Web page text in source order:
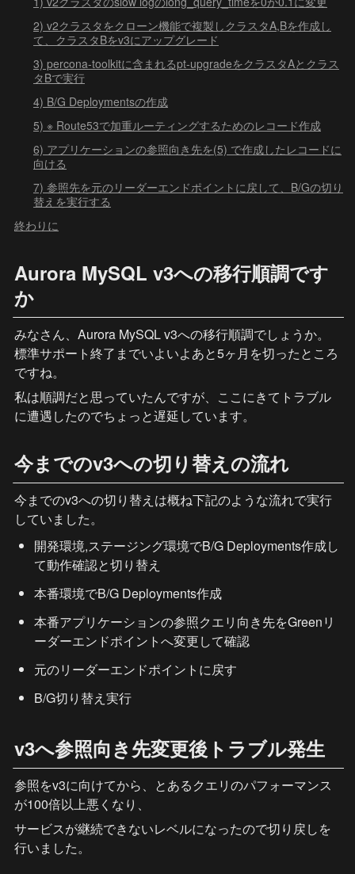
2) v2クラスタをクローン機能で複製しクラスタA,Bを作成し
て、クラスタBをv3にアップグレード
3) percona-toolkitに含まれるpt-upgradeをクラスタAとクラス
タBで実行
4) B/G Deploymentsの作成
5) ※ Route53で加重ルーティングするためのレコード作成
6) アプリケーションの参照向き先を(5) で作成したレコードに
向ける
7) 参照先を元のリーダーエンドポイントに戻して、B/Gの切り
替えを実行する
終わりに
Aurora MySQL v3への移行順調です
か
みなさん、Aurora MySQL v3への移行順調でしょうか。
標準サポート終了までいよいよあと5ヶ月を切ったところ
ですね。
私は順調だと思っていたんですが、ここにきてトラブル
に遭遇したのでちょっと遅延しています。
今までのv3への切り替えの流れ
今までのv3への切り替えは概ね下記のような流れで実行
していました。
開発環境,ステージング環境でB/G Deployments作成し
て動作確認と切り替え
本番環境でB/G Deployments作成
本番アプリケーションの参照クエリ向き先をGreenリ
ーダーエンドポイントへ変更して確認
元のリーダーエンドポイントに戻す
B/G切り替え実行
v3へ参照向き先変更後トラブル発生
参照をv3に向けてから、とあるクエリのパフォーマンス
が100倍以上悪くなり、
サービスが継続できないレベルになったので切り戻しを
行いました。